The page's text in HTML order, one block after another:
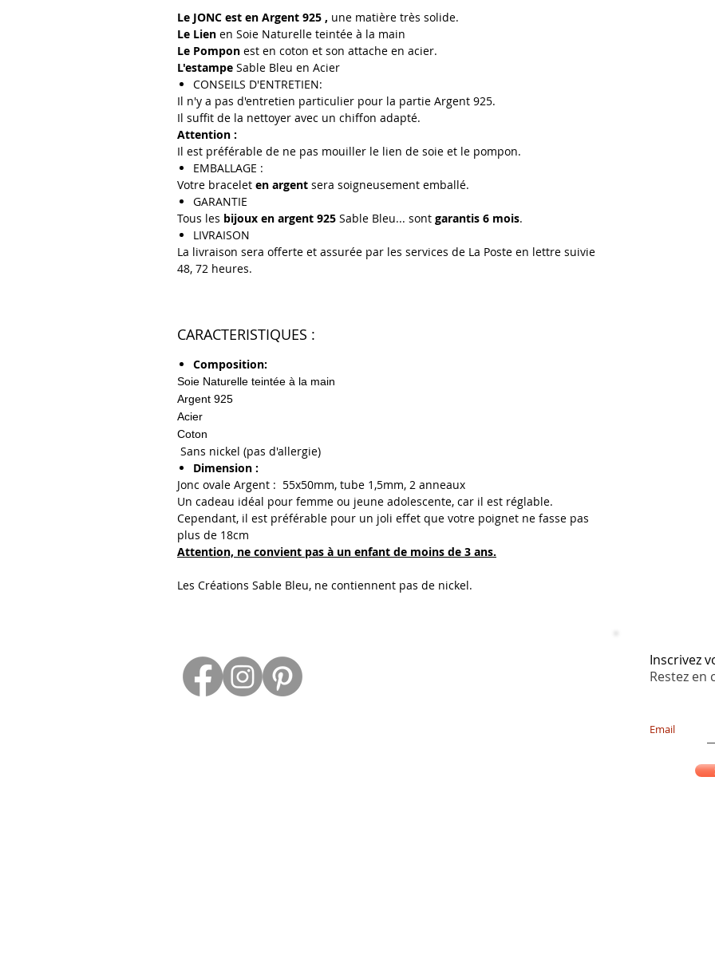
Le JONC est en Argent 925 , une matière très solide.
Le Lien en Soie Naturelle teintée à la main
Le Pompon est en coton et son attache en acier.
L'estampe Sable Bleu en Acier
CONSEILS D'ENTRETIEN:
Il n'y a pas d'entretien particulier pour la partie Argent 925.
Il suffit de la nettoyer avec un chiffon adapté.
Attention :
Il est préférable de ne pas mouiller le lien de soie et le pompon.
EMBALLAGE :
Votre bracelet en argent sera soigneusement emballé.
GARANTIE
Tous les bijoux en argent 925 Sable Bleu... sont garantis 6 mois.
LIVRAISON
La livraison sera offerte et assurée par les services de La Poste en lettre suivie
48, 72 heures.
CARACTERISTIQUES :
Composition:
Soie Naturelle teintée à la main
Argent 925
Acier
Coton
Sans nickel (pas d'allergie)
Dimension :
Jonc ovale Argent : 55x50mm, tube 1,5mm, 2 anneaux
Un cadeau idéal pour femme ou jeune adolescente, car il est réglable.
Cependant, il est préférable pour un joli effet que votre poignet ne fasse pas
plus de 18cm
Attention, ne convient pas à un enfant de moins de 3 ans.
Les Créations Sable Bleu, ne contiennent pas de nickel.
Inscrivez
Restez en
Email